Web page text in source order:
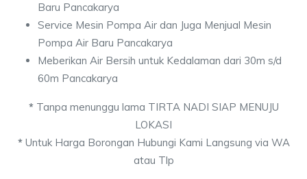
Baru Pancakarya
Service Mesin Pompa Air dan Juga Menjual Mesin
Pompa Air Baru Pancakarya
Meberikan Air Bersih untuk Kedalaman dari 30m s/d
60m Pancakarya
*Tanpa menunggu lama TIRTA NADI SIAP MENUJU
LOKASI
*Untuk Harga Borongan Hubungi Kami Langsung via WA
atau Tlp